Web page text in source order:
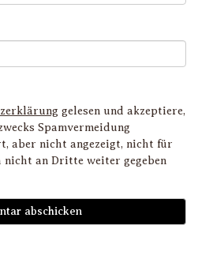
gelesen und akzeptiere,
Spamvermeidung
aber nicht angezeigt, nicht für
nicht an Dritte weiter gegeben